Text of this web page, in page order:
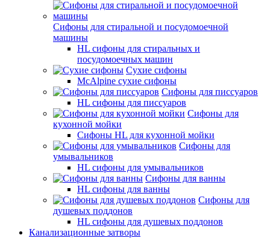
Сифоны для стиральной и посудомоечной
машины
HL сифоны для стиральных и
посудомоечных машин
Сухие сифоны
McAlpine сухие сифоны
Сифоны для писсуаров
HL сифоны для писсуаров
Сифоны для
кухонной мойки
Сифоны HL для кухонной мойки
Сифоны для
умывальников
HL сифоны для умывальников
Сифоны для ванны
HL сифоны для ванны
Сифоны для
душевых поддонов
HL сифоны для душевых поддонов
Канализационные затворы